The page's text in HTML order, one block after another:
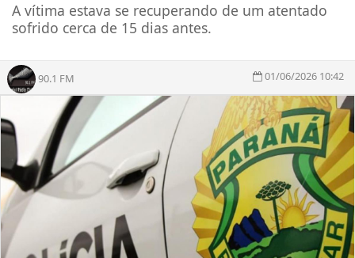
A vítima estava se recuperando de um atentado
sofrido cerca de 15 dias antes.
90.1 FM 01/06/2026 10:42